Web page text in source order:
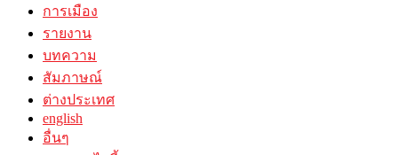
การเมือง
รายงาน
บทความ
สัมภาษณ์
ต่างประเทศ
english
อื่นๆ